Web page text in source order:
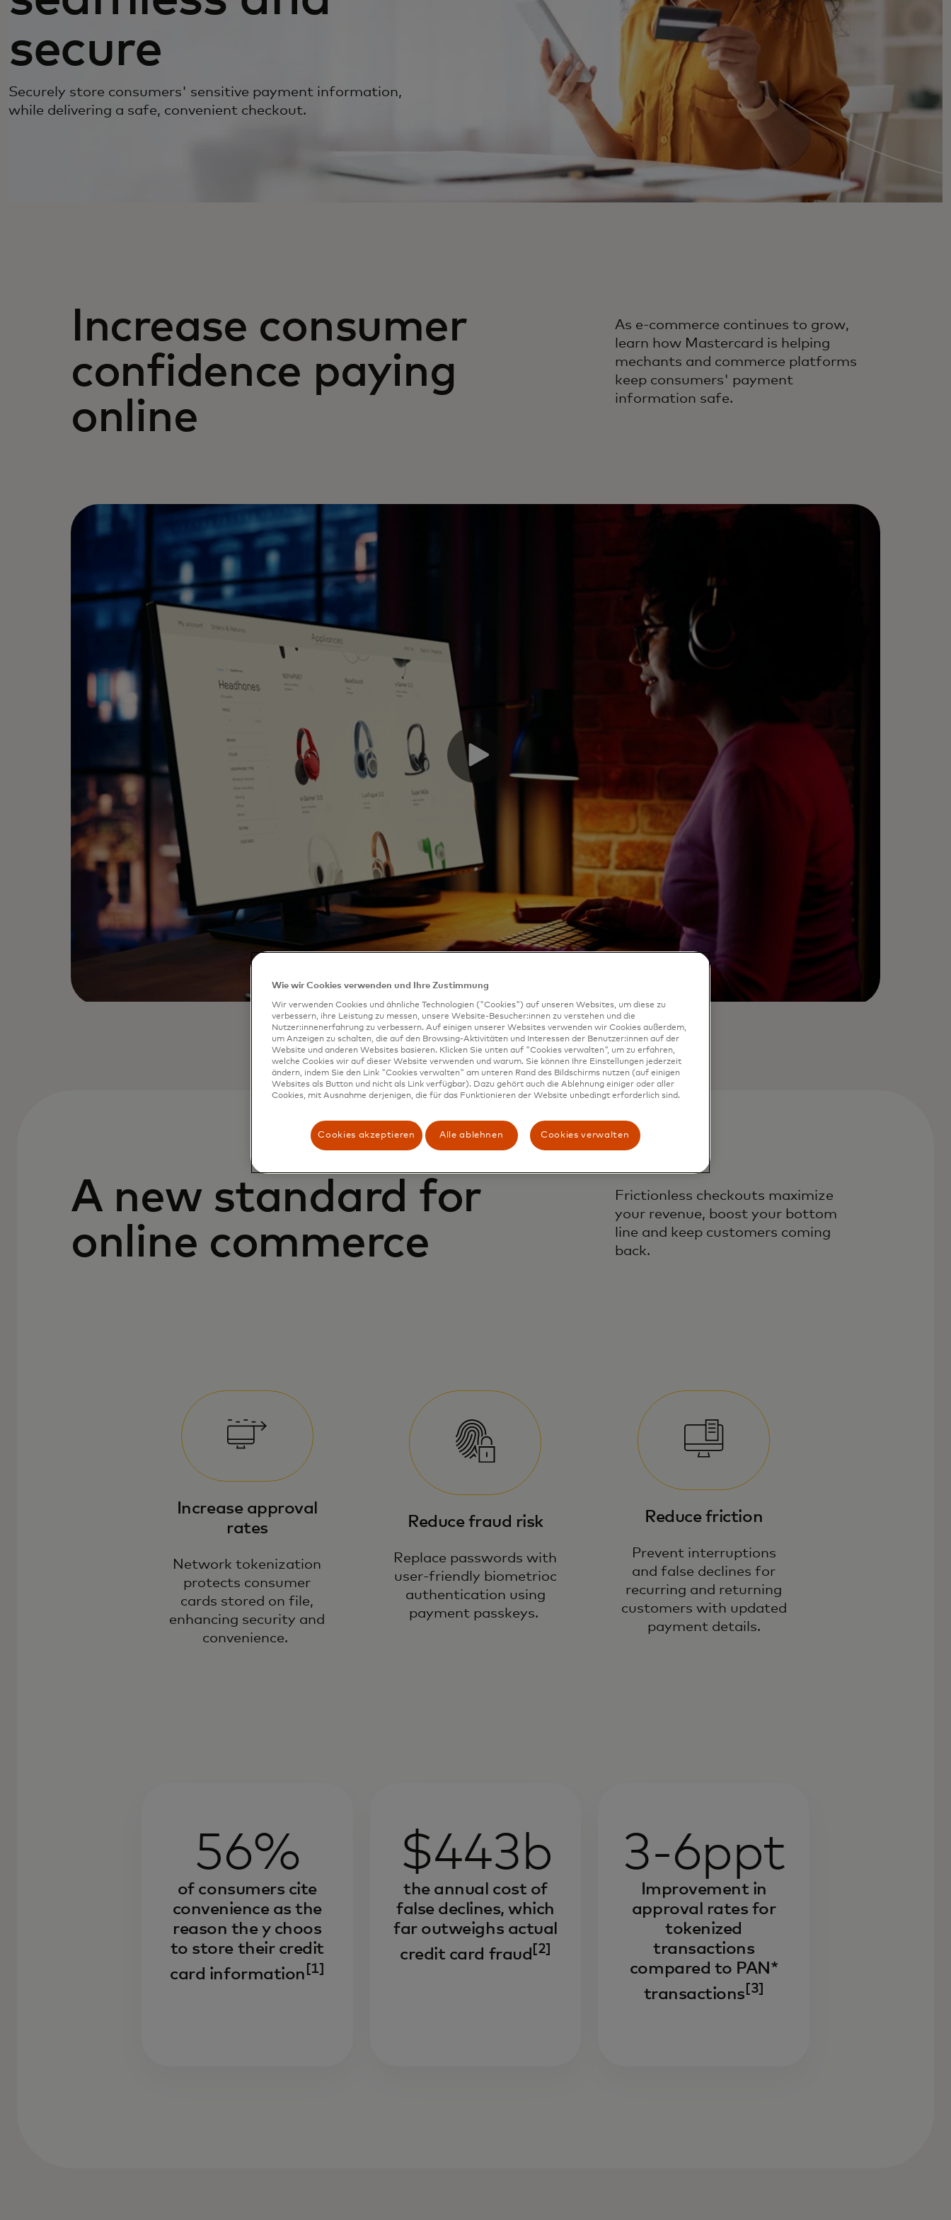
secure
Securely store consumers' sensitive payment information,
while delivering a safe, convenient checkout.
Increase consumer
confidence paying
online
As e-commerce continues to grow,
learn how Mastercard is helping
mechants and commerce platforms
keep consumers' payment
information safe.
A new standard for
online commerce
Frictionless checkouts maximize
your revenue, boost your bottom
line and keep customers coming
back.
Increase approval
rates
Network tokenization
protects consumer
cards stored on file,
enhancing security and
convenience.
Reduce fraud risk
Replace passwords with
user-friendly biometrioc
authentication using
payment passkeys.
Reduce friction
Prevent interruptions
and false declines for
recurring and returning
customers with updated
payment details.
56%
of consumers cite
convenience as the
reason the y choos
to store their credit
card information [1]
$443b
the annual cost of
false declines, which
far outweighs actual
credit card fraud [2]
3-6ppt
Improvement in
approval rates for
tokenized
transactions
compared to PAN*
transactions [3]
Wie wir Cookies verwenden und Ihre Zustimmung
Wir verwenden Cookies und ähnliche Technologien ("Cookies") auf unseren Websites, um diese zu
verbessern, ihre Leistung zu messen, unsere Website-Besucher:innen zu verstehen und die
Nutzer:innenerfahrung zu verbessern. Auf einigen unserer Websites verwenden wir Cookies außerdem,
um Anzeigen zu schalten, die auf den Browsing-Aktivitäten und Interessen der Benutzer:innen auf der
Website und anderen Websites basieren. Klicken Sie unten auf "Cookies verwalten", um zu erfahren,
welche Cookies wir auf dieser Website verwenden und warum. Sie können Ihre Einstellungen jederzeit
ändern, indem Sie den Link "Cookies verwalten" am unteren Rand des Bildschirms nutzen (auf einigen
Websites als Button und nicht als Link verfügbar). Dazu gehört auch die Ablehnung einiger oder aller
Cookies, mit Ausnahme derjenigen, die für das Funktionieren der Website unbedingt erforderlich sind.
Cookies akzeptieren Alle ablehnen Cookies verwalten